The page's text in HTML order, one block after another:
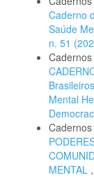
Caderno
Saúde
n. 51
Mental
MENTAL ,